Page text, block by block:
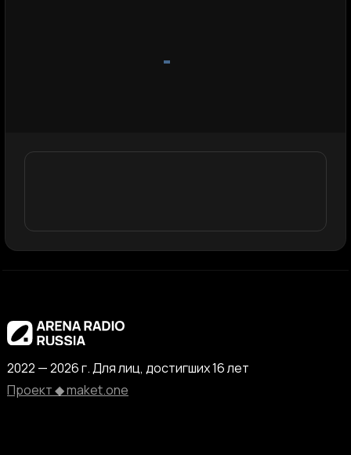
2022 — 2026 г. Для лиц, достигших 16 лет
Проект ◆ maket.one